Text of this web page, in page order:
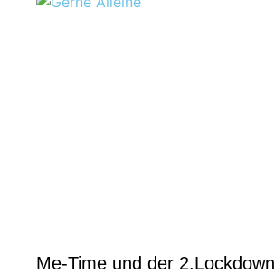
Me-Time und der 2.Lockdown